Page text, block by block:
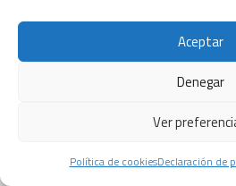
Aceptar
Denegar
Ver
Política de cookiesDeclaración de